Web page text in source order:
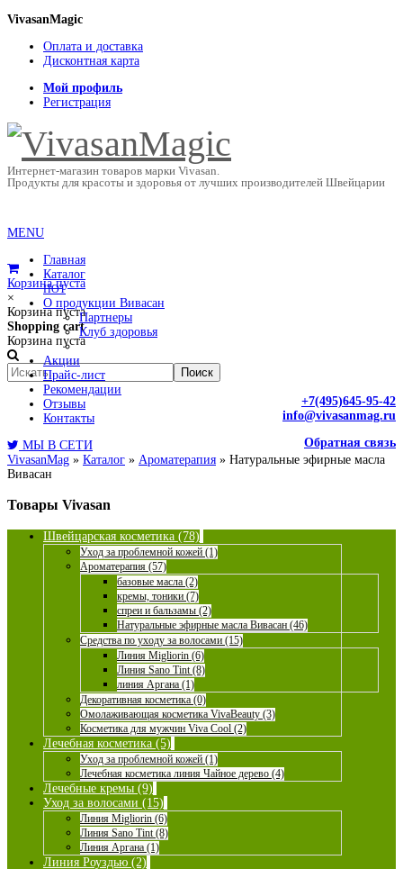
VivasanMagic
Оплата и доставка
Дисконтная карта
Мой профиль
Регистрация
Интернет-магазин товаров марки Vivasan.
Продукты для красоты и здоровья от лучших производителей Швейцарии
Корзина пуста
×
Корзина пуста
Shopping cart
Корзина пуста
+7(495)645-95-42
info@vivasanmag.ru
Обратная связь
MENU
Главная
Каталог
HOT
О продукции Вивасан
Партнеры
Клуб здоровья
Акции
Прайс-лист
Рекомендации
Отзывы
Контакты
МЫ В СЕТИ
VivasanMag » Каталог » Ароматерапия » Натуральные эфирные масла
Вивасан
Товары Vivasan
Швейцарская косметика (78)
Уход за проблемной кожей (1)
Ароматерапия (57)
базовые масла (2)
кремы, тоники (7)
спреи и бальзамы (2)
Натуральные эфирные масла Вивасан (46)
Средства по уходу за волосами (15)
Линия Migliorin (6)
Линия Sano Tint (8)
линия Аргана (1)
Декоративная косметика (0)
Омолаживающая косметика VivaBeauty (3)
Косметика для мужчин Viva Cool (2)
Лечебная косметика (5)
Уход за проблемной кожей (1)
Лечебная косметика линия Чайное дерево (4)
Лечебные кремы (9)
Уход за волосами (15)
Линия Migliorin (6)
Линия Sano Tint (8)
Линия Аргана (1)
Линия Роуздью (2)